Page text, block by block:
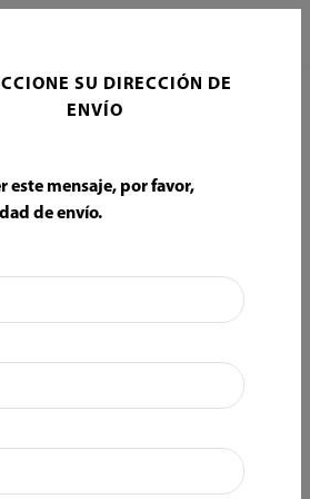
HERRAMIENTAS PARA ELECTRICIDAD
PARA ELECTRICIDAD
SU DIRECCIÓN DE
ENVÍO
este mensaje, por favor,
de envío.